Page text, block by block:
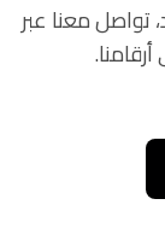
تواصل معنا عبر